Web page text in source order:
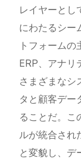
レイヤーとし
にわたるシー
トフォームの
ERP、アナリ
さまざまなシ
タと顧客デー
ることだ。こ
ルが統合され
と変貌し、デ